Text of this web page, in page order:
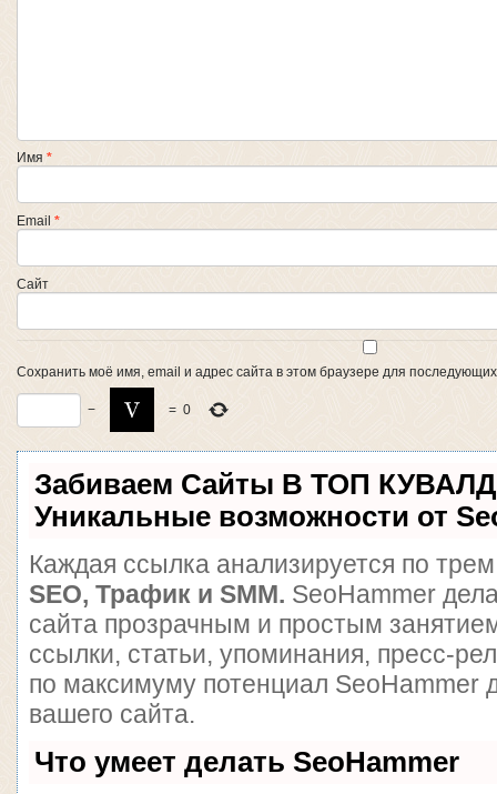
Имя *
Email *
Сайт
Сохранить моё имя, email и адрес сайта в этом браузере для
− = 0
Забиваем Сайты В ТОП
Уникальные возможности от
Каждая ссылка анализируется по
SEO, Трафик и SMM. SeoHammer
сайта прозрачным и простым
ссылки, статьи, упоминания, пресс-
по максимуму потенциал SeoHammer
вашего сайта.
Что умеет делать SeoHammer